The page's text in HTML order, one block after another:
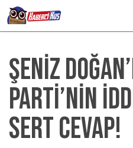
ŞENİZ
PARTİ’NİN
SERT CEVAP!